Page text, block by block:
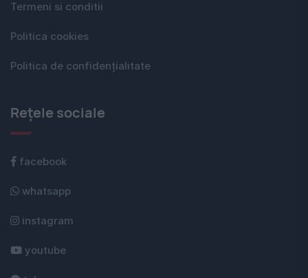
Termeni si conditii
Politica cookies
Politica de confidențialitate
Rețele sociale
facebook
whatsapp
instagram
youtube